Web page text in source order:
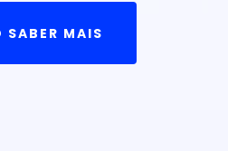
SABER MAIS